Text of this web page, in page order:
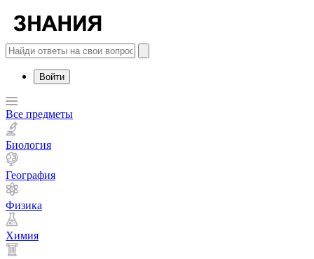
Войти
Все предметы
Биология
География
Физика
Химия